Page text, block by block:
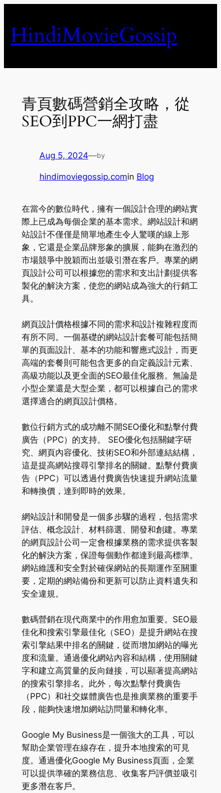
content
HindiMovieGossip
青頁數碼營銷全攻略，從
SEO到PPC一網打盡
Aug 5, 2024—by
hindimoviegossip.comin Blog
在當今的數位時代，擁有一個設計合理的網站實
際上已成為每個企業的基本需求。網站設計和網
站設計不僅僅是簡單地產生令人驚嘆的線上形
象，它還是企業品牌形象的擴展，能夠在激烈的
市場競爭中脫穎而出並吸引潛在客戶。專業的網
頁設計公司可以根據您的需求和支出計劃提供客
製化的解決方案，使您的網站成為強大的行銷工
具。
網頁設計價格根據不同的需求和設計複雜程度而
有所不同。一個基礎的網站設計套餐可能包括簡
單的頁面設計、基本的功能和響應式設計，而更
高端的套餐則可能包含更多的自定義設計元素、
高級功能以及更全面的SEO最佳化服務。無論是
小型企業還是大型企業，都可以根據自己的需求
選擇適合的網頁設計價格。
數位行銷方式的成功離不開SEO優化和點擊付費
廣告（PPC）的支持。 SEO優化包括關鍵字研
究、網頁內容優化、技術SEO和外部連結結構，
這是提高網站搜尋引擎排名的關鍵。點擊付費廣
告（PPC）可以透過付費廣告快速提升網站流量
和轉換價，達到即時的效果。
網站設計和開發是一個多步驟的過程，包括需求
評估、概念設計、材料篩選、開發和創建。專業
的網頁設計公司一定會根據業務的需求提供客製
化的解決方案，保證每個動作都達到最高標準。
網站維護和安全對於確保網站的長期運作至關重
要，定期的網站備份和更新可以防止資料遺失和
安全違規。
數碼營銷在現代商業中的作用愈加重要。SEO最
佳化和搜索引擎最佳化（SEO）是提升網站在搜
索引擎結果中排名的關鍵，從而增加網站的曝光
度和流量。通過優化網站內容和結構，使用關鍵
字和建立高質量的反向鏈接，可以顯著提高網站
的搜索引擎排名。此外，每次點擊付費廣告
（PPC）和社交媒體廣告也是推廣業務的重要手
段，能夠快速增加網站訪問量和轉化率。
Google My Business是一個強大的工具，可以
幫助企業管理在線存在，提升本地搜索的可見
度。通過優化Google My Business頁面，企業
可以提供準確的業務信息、收集客戶評價並吸引
更多潛在客戶。